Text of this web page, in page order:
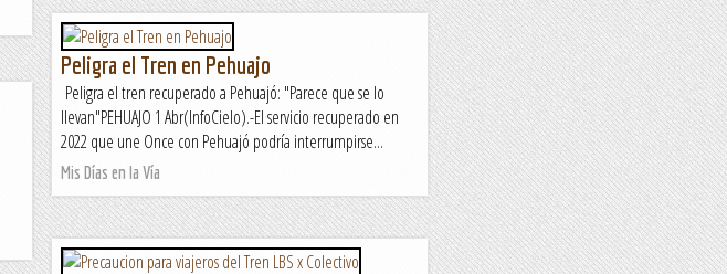
Peligra el Tren en Pehuajo
Peligra el tren recuperado a Pehuajó: "Parece que se lo
llevan"PEHUAJO 1 Abr(InfoCielo).-El servicio recuperado en
2022 que une Once con Pehuajó podría interrumpirse...
Mis Días en la Vía